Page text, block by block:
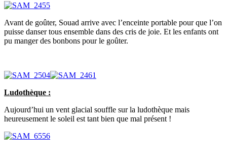
Avant de goûter, Souad arrive avec l’enceinte portable pour que l’on
puisse danser tous ensemble dans des cris de joie. Et les enfants ont
pu manger des bonbons pour le goûter.
Ludothèque :
Aujourd’hui un vent glacial souffle sur la ludothèque mais
heureusement le soleil est tant bien que mal présent !